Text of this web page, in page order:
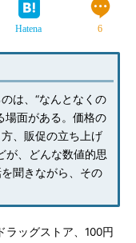
Hatena 6
は、“なんとなくの
場面がある。価格の
、販促の立ち上げ
が、どんな数値的思
聞きながら、その
ッグストア、100円